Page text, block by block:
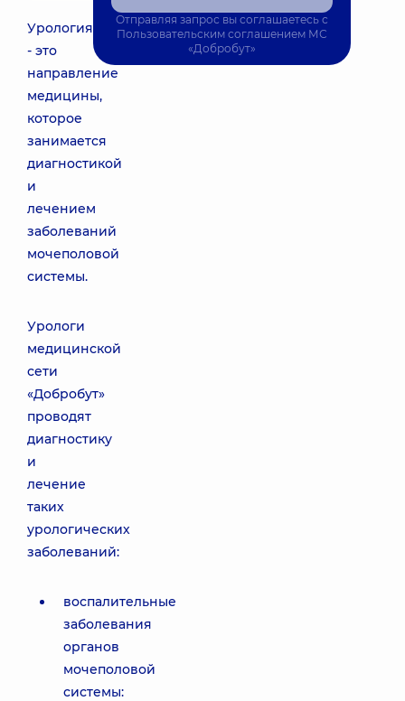
Урология
- это
направление
медицины,
которое
занимается
диагностикой
и
лечением
заболеваний
мочеполовой
системы.
Урологи
медицинской
сети
«Добробут»
проводят
диагностику
и
лечение
таких
урологических
заболеваний:
воспалительные
заболевания
органов
мочеполовой
системы:
Отправляя запрос вы соглашаетесь с
Пользовательским соглашением МС
«Добробут»